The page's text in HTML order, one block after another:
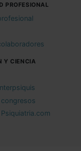
PROFESIONAL
Y CIENCIA